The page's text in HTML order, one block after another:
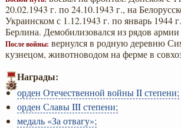
20.02.1943 г. по 24.10.1943 г., на
Украинском с 1.12.1943 г. по январь 1944
Берлина. Демобилизовался из рядов армии
После войны: вернулся в родную деревню
кузнецом, животноводом на ферме в
Награды:
орден Отечественной войны II степени;
орден Славы III степени;
медаль «За отвагу»;